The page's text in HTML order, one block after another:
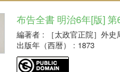
布告全書 明治6年[版] 第
編著者 : ［太政官正院］外史
出版年（西暦）
: 1873